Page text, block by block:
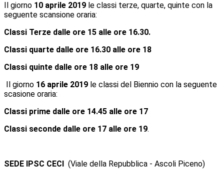
Il giorno 10 aprile 2019 le classi terze, quarte, quinte con la
seguente scansione oraria:
Classi Terze dalle ore 15 alle ore 16.30.
Classi quarte dalle ore 16.30 alle ore 18
Classi quinte dalle ore 18 alle ore 19
Il giorno 16 aprile 2019 le classi del Biennio con la seguente
scasione oraria:
Classi prime dalle ore 14.45 alle ore 17
Classi seconde dalle ore 17 alle ore 19.
SEDE IPSC CECI (Viale della Repubblica - Ascoli Piceno)